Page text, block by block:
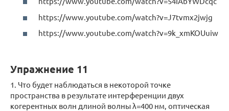
https://www.youtube.com/watch?v=J7tvmx2jwjg
https://www.youtube.com/watch?v=9k_xmKOUuiw
Упражнение 11
1. Что будет наблюдаться в некоторой точке
пространства в результате интерференции двух
когерентных волн длиной волны λ=400 нм, оптическая